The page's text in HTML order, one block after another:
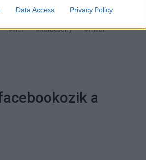
Data Access Privacy Policy
#feltöltőkártya
#okostelefon
#net #karácsony #mobil
a